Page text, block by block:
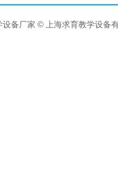
备厂家 © 上海求育教学设备